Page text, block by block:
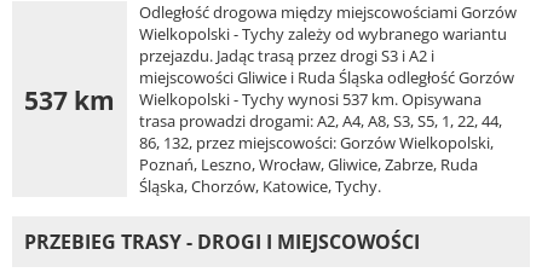
537 km
Odległość drogowa między miejscowościami Gorzów
Wielkopolski - Tychy zależy od wybranego wariantu
przejazdu. Jadąc trasą przez drogi S3 i A2 i
miejscowości Gliwice i Ruda Śląska odległość Gorzów
Wielkopolski - Tychy wynosi 537 km. Opisywana
trasa prowadzi drogami: A2, A4, A8, S3, S5, 1, 22, 44,
86, 132, przez miejscowości: Gorzów Wielkopolski,
Poznań, Leszno, Wrocław, Gliwice, Zabrze, Ruda
Śląska, Chorzów, Katowice, Tychy.
PRZEBIEG TRASY - DROGI I MIEJSCOWOŚCI